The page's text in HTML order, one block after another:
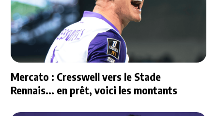
Mercato : Cresswell vers le Stade
Rennais... en prêt, voici les montants